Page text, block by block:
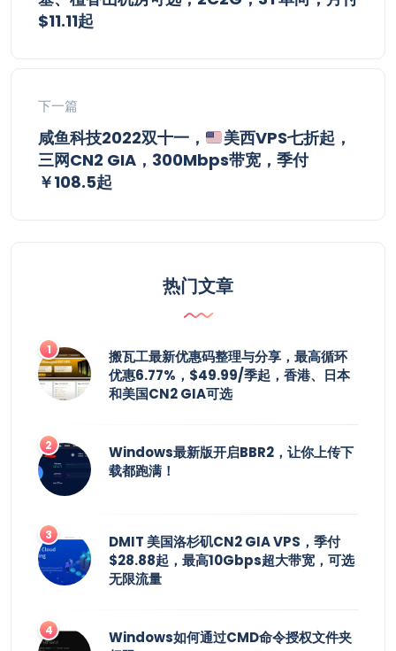
$11.11起
下一篇
咸鱼科技2022双十一，
美西VPS七折起，
三网CN2 GIA，300Mbps带宽，季付
￥108.5起
热门文章
搬瓦工最新优惠码整理与分享，最高循环
优惠6.77%，$49.99/季起，香港、日本
和美国CN2 GIA可选
Windows最新版开启BBR2，让你上传下
载都跑满！
DMIT 美国洛杉矶CN2 GIA VPS，季付
$28.88起，最高10Gbps超大带宽，可选
无限流量
Windows如何通过CMD命令授权文件夹